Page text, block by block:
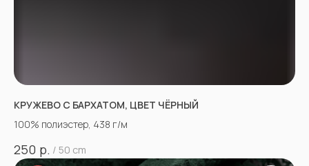
КРУЖЕВО С БАРХАТОМ, ЦВЕТ ЧЁРНЫЙ
100% полиэстер, 438 г/м
250 р. / 50 cm